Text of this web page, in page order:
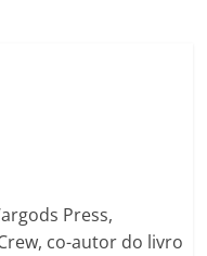
Press,
co-autor do livro